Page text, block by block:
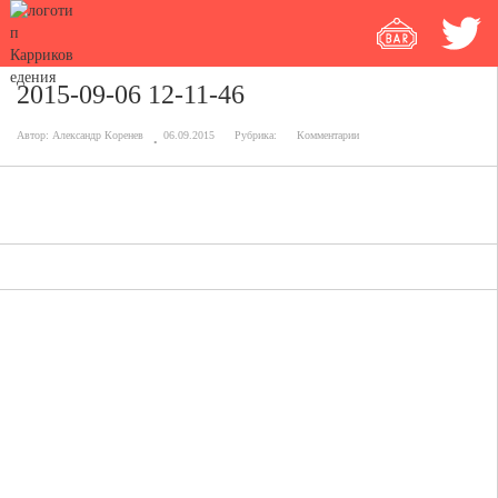
2015-09-06 12-11-46
Автор: Александр Коренев 06.09.2015 Рубрика: Комментарии